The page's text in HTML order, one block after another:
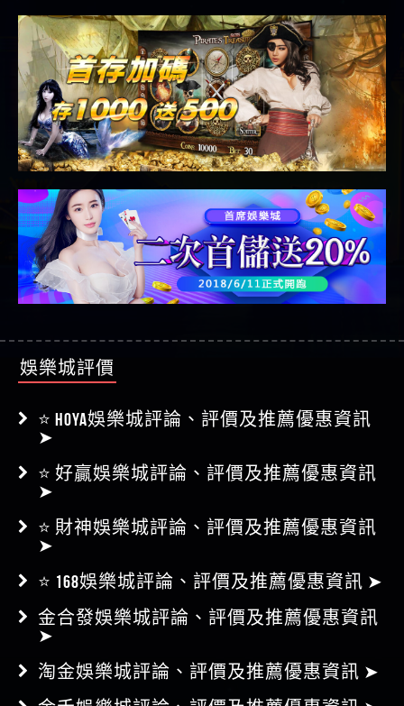
娛樂城評價
⭐ HOYA娛樂城評論、評價及推薦優惠資訊
⭐ 好贏娛樂城評論、評價及推薦優惠資訊
⭐ 財神娛樂城評論、評價及推薦優惠資訊
⭐ 168娛樂城評論、評價及推薦優惠資訊 ➤
金合發娛樂城評論、評價及推薦優惠資訊
➤
淘金娛樂城評論、評價及推薦優惠資訊 ➤
金禾娛樂城評論、評價及推薦優惠資訊 ➤